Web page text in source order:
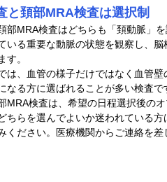
と頚部MRA検査は選択制
MRA検査はどちらも「頚動脈」
いる重要な動脈の状態を観察し、
す。
、血管の様子だけではなく血管壁
なる方に選ばれることが多い検査で
MRA検査は、希望の日程選択後の
らを選んでよいか迷われている方
ください。医療機関からご連絡を差